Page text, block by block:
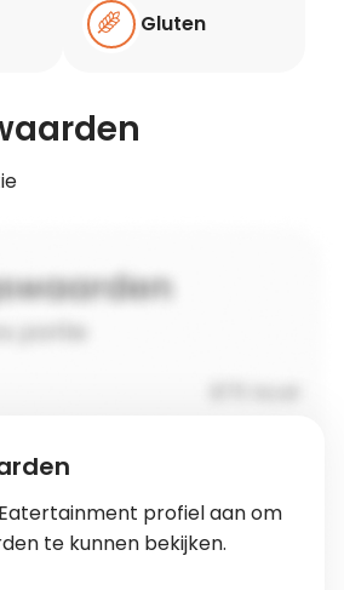
Gluten
profiel aan om
te kunnen bekijken.